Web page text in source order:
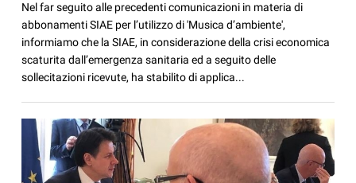
Nel far seguito alle precedenti comunicazioni in materia di
abbonamenti SIAE per l’utilizzo di 'Musica d’ambiente',
informiamo che la SIAE, in considerazione della crisi economica
scaturita dall’emergenza sanitaria ed a seguito delle
sollecitazioni ricevute, ha stabilito di applica...